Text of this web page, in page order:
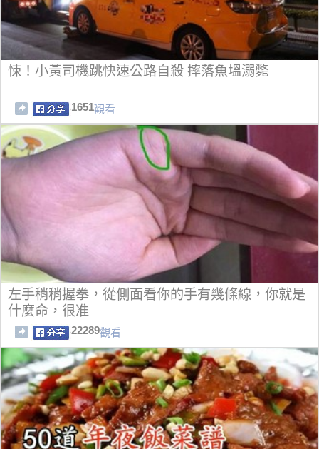
悚！小黃司機跳快速公路自殺 摔落魚塭溺斃
1651觀看
左手稍稍握拳，從側面看你的手有幾條線，你就是
什麼命，很准
22289觀看